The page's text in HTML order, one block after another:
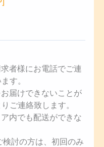
者様にお電話でご連
す。
届けできないことが
ご連絡致します。
内でも配送ができな
討の方は、初回のみ